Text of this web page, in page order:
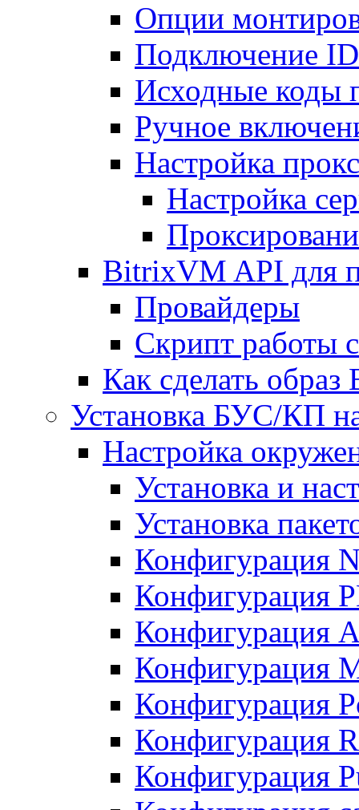
Опции
Подключение
Исходные коды
Ручное
Настройка
Настройка
BitrixVM API для
Провайдеры
Скрипт работы
Как сделать
Установка БУС/КП
Настройка
Установка и
Установка
Конфигурация
Конфигурация
Конфигурация
Конфигурация
Конфигурация
Конфигурация
Конфигурация